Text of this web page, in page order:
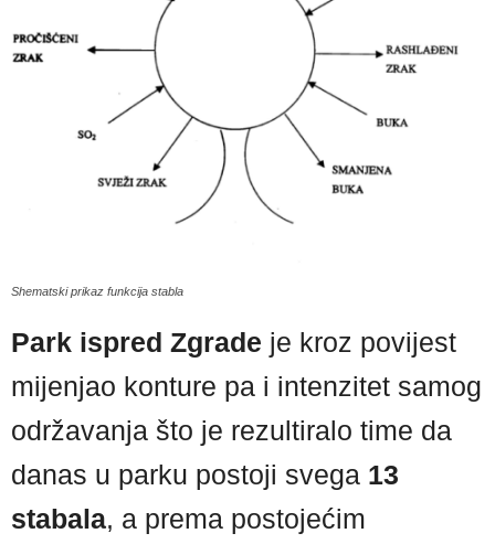
Shematski prikaz funkcija stabla
Park ispred Zgrade je kroz povijest
mijenjao konture pa i intenzitet samog
održavanja što je rezultiralo time da
danas u parku postoji svega 13
stabala, a prema postojećim